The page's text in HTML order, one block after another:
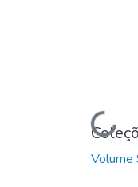
Carregando...
Volume